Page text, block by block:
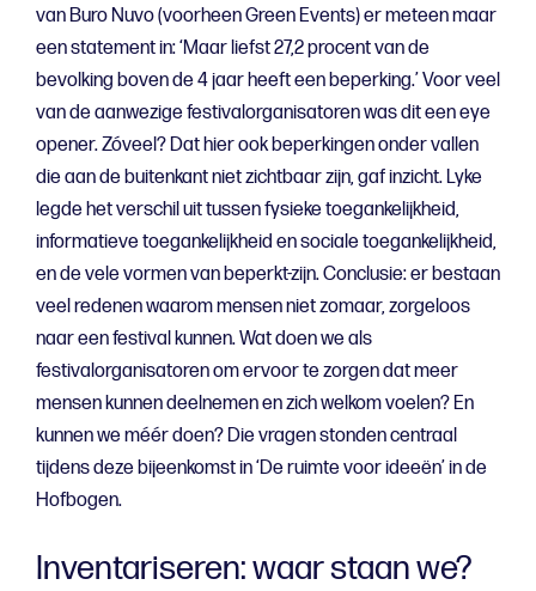
van Buro Nuvo (voorheen Green Events) er meteen maar
een statement in: ‘Maar liefst 27,2 procent van de
bevolking boven de 4 jaar heeft een beperking.’ Voor veel
van de aanwezige festivalorganisatoren was dit een eye
opener. Zóveel? Dat hier ook beperkingen onder vallen
die aan de buitenkant niet zichtbaar zijn, gaf inzicht. Lyke
legde het verschil uit tussen fysieke toegankelijkheid,
informatieve toegankelijkheid en sociale toegankelijkheid,
en de vele vormen van beperkt-zijn. Conclusie: er bestaan
veel redenen waarom mensen niet zomaar, zorgeloos
naar een festival kunnen. Wat doen we als
festivalorganisatoren om ervoor te zorgen dat meer
mensen kunnen deelnemen en zich welkom voelen? En
kunnen we méér doen? Die vragen stonden centraal
tijdens deze bijeenkomst in ‘De ruimte voor ideeën’ in de
Hofbogen.
Inventariseren: waar staan we?